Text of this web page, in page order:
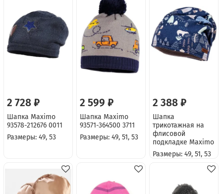
2 728 ₽
Шапка Maximo
93578-212676 0011
Размеры: 49, 53
2 599 ₽
Шапка Maximo
93571-364500 3711
Размеры: 49, 51, 53
2 388 ₽
Шапка
трикотажная на
флисовой
подкладке Maximo
Размеры: 49, 51, 53